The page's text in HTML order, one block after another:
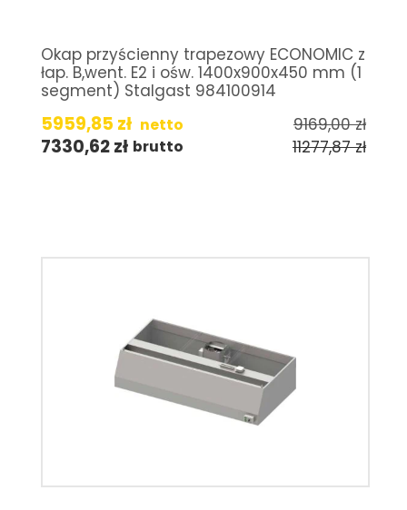
Okap przyścienny trapezowy ECONOMIC z
łap. B,went. E2 i ośw. 1400x900x450 mm (1
segment) Stalgast 984100914
5959,85 zł netto 9169,00zł
7330,62zł brutto 11277,87zł